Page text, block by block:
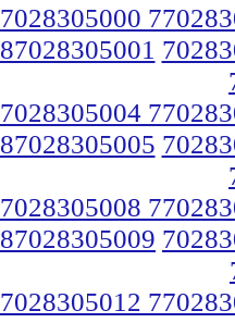
7028305000
87028305001
7028305004
87028305005
7028305008
87028305009
7028305012